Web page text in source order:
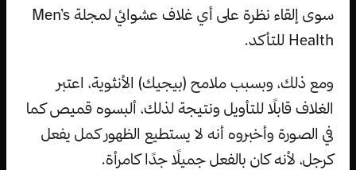
سوى إلقاء نظرة على أي غلاف عشوائي لمجلة Men’s
Health للتأكد.
ومع ذلك، وبسبب ملامح (بيجيك) الأنثوية، اعتبر
الغلاف قابلًا للتأويل ونتيجة لذلك، ألبسوه قميص كما
في الصورة وأخبروه أنه لا يستطيع الظهور كمل يفعل
كرجل، لأنه كان بالفعل جميلًا جدًا كامرأة.